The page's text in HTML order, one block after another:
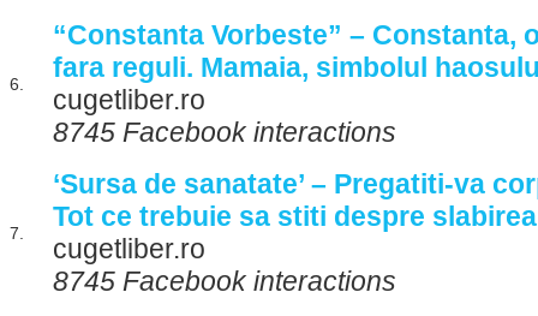
6.
“Constanta Vorbeste” – Constanta,
fara reguli. Mamaia, simbolul
cugetliber.ro
8745 Facebook interactions
7.
‘Sursa de sanatate’ – Pregatiti-va
Tot ce trebuie sa stiti despre
cugetliber.ro
8745 Facebook interactions